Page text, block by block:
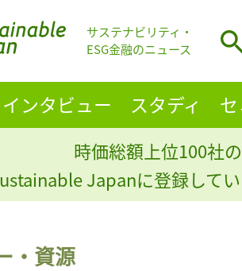
サステナビリティ・
ESG金融のニュース
インタビュー スタディ
時価総額上位100社
Japanに登録して
・資源